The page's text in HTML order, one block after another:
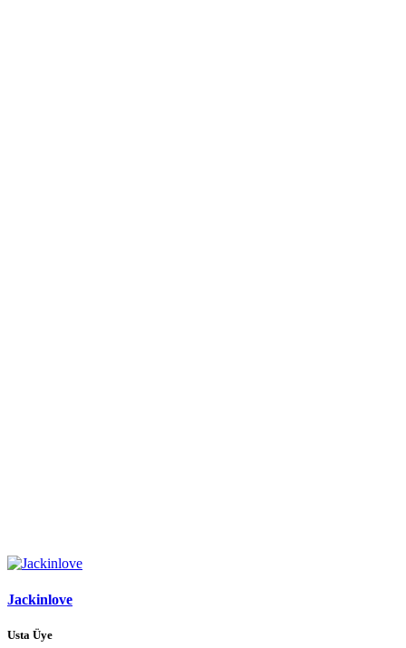
Jackinlove
Usta Üye